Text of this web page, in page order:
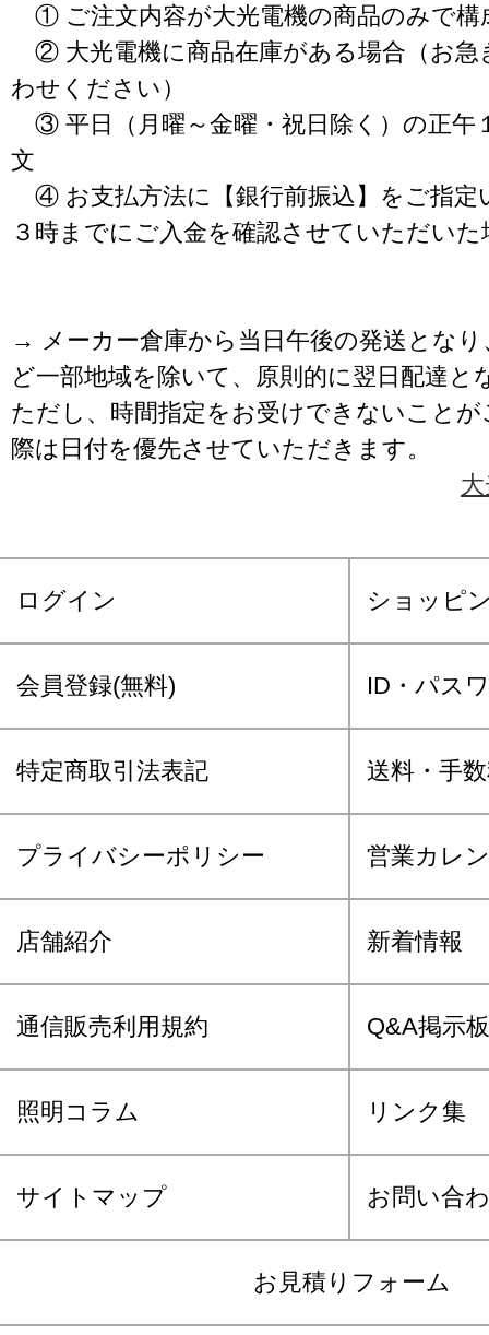
① ご注文内容が大光電機の商品のみで構
② 大光電機に商品在庫がある場合（お急
わせください）
③ 平日（月曜～金曜・祝日除く）の正午
文
④ お支払方法に【銀行前振込】をご指定
３時までにご入金を確認させていただいた
→ メーカー倉庫から当日午後の発送となり
ど一部地域を除いて、原則的に翌日配達と
ただし、時間指定をお受けできないこと
際は日付を優先させていただきます。
ログイン ショッピ
会員登録(無料) ID・パス
特定商取引法表記 送料・手
プライバシーポリシー 営業カレ
店舗紹介 新着情報
通信販売利用規約 Q&A掲示板
照明コラム リンク集
サイトマップ お問い合
お見積りフォーム